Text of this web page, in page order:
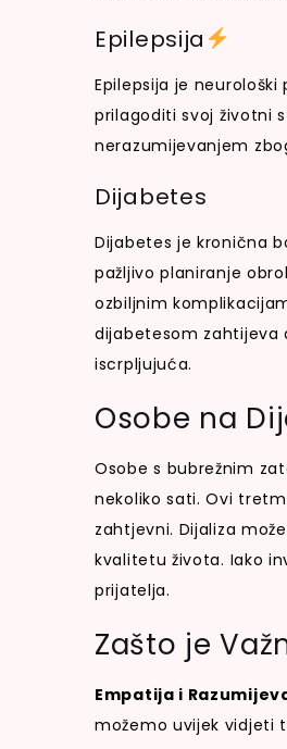
Epilepsija
Epilepsija je
prilagoditi svoj životni
nerazumijevanjem
Dijabetes
Dijabetes je kronična
pažljivo planiranje
ozbiljnim
dijabetesom zahtijeva
iscrpljujuća.
Osobe na
Osobe s bubrežnim
nekoliko sati. Ovi
zahtjevni. Dijaliza
kvalitetu života. Iako
prijatelja.
Zašto je
Empatija i
možemo uvijek vidjeti